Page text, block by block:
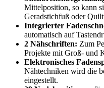
Mittelposition, so kann
Geradstichfuß oder
Integrierter
automatisch auf
2 Nähschriften: Zum
Projekte mit Groß- und
Elektronisches
Nähtechniken wird die
eingestellt.